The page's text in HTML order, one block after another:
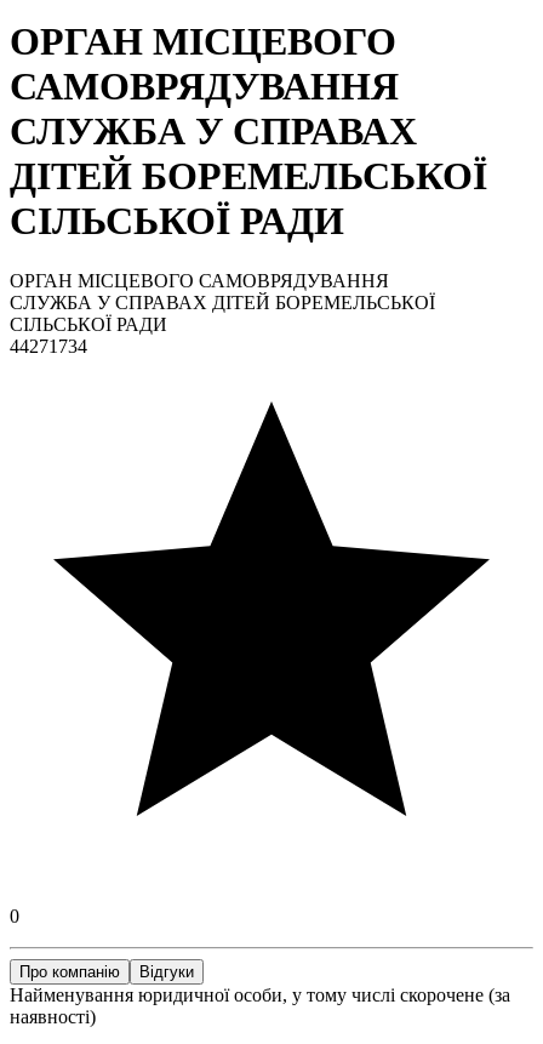
ОРГАН МІСЦЕВОГО
САМОВРЯДУВАННЯ
СЛУЖБА У СПРАВАХ
ДІТЕЙ БОРЕМЕЛЬСЬКОЇ
СІЛЬСЬКОЇ РАДИ
ОРГАН МІСЦЕВОГО САМОВРЯДУВАННЯ
СЛУЖБА У СПРАВАХ ДІТЕЙ БОРЕМЕЛЬСЬКОЇ
СІЛЬСЬКОЇ РАДИ
44271734
0
Про компанію Відгуки
Найменування юридичної особи, у тому числі скорочене (за
наявності)